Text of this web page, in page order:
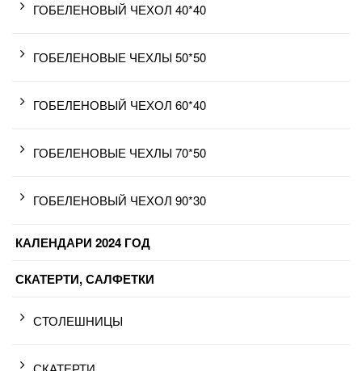
ГОБЕЛЕНОВЫЙ ЧЕХОЛ 40*40
ГОБЕЛЕНОВЫЕ ЧЕХЛЫ 50*50
ГОБЕЛЕНОВЫЙ ЧЕХОЛ 60*40
ГОБЕЛЕНОВЫЕ ЧЕХЛЫ 70*50
ГОБЕЛЕНОВЫЙ ЧЕХОЛ 90*30
КАЛЕНДАРИ 2024 ГОД
СКАТЕРТИ, САЛФЕТКИ
СТОЛЕШНИЦЫ